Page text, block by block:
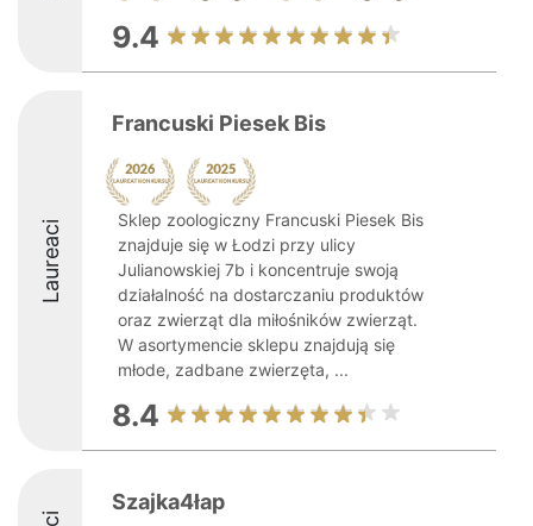
9.4
Laureaci
Francuski Piesek Bis
Sklep zoologiczny Francuski Piesek Bis
znajduje się w Łodzi przy ulicy
Julianowskiej 7b i koncentruje swoją
działalność na dostarczaniu produktów
oraz zwierząt dla miłośników zwierząt.
W asortymencie sklepu znajdują się
młode, zadbane zwierzęta, ...
8.4
Szajka4łap